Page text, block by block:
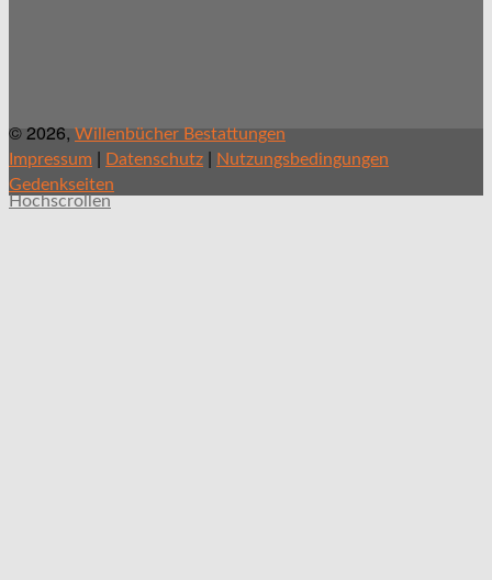
© 2026, Willenbücher Bestattungen
Impressum | Datenschutz | Nutzungsbedingungen
Gedenkseiten
Hochscrollen